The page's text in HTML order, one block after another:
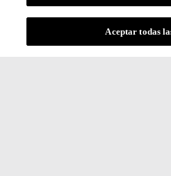
Aceptar todas